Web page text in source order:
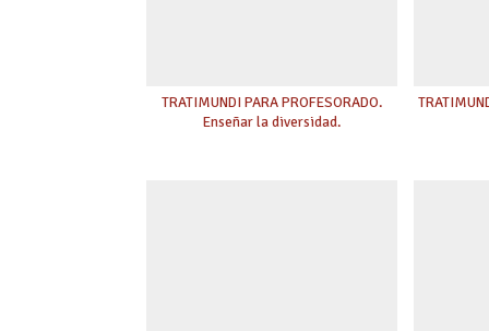
TRATIMUNDI PARA PROFESORADO.
Enseñar la diversidad.